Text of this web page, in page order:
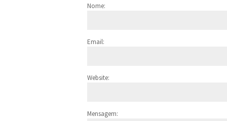
Nome:
Email:
Website:
Mensagem: